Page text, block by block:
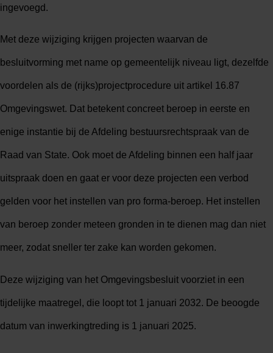
ingevoegd.
Met deze wijziging krijgen projecten waarvan de
besluitvorming met name op gemeentelijk niveau ligt, dezelfde
voordelen als de (rijks)projectprocedure uit artikel 16.87
Omgevingswet. Dat betekent concreet beroep in eerste en
enige instantie bij de Afdeling bestuursrechtspraak van de
Raad van State. Ook moet de Afdeling binnen een half jaar
uitspraak doen en gaat er voor deze projecten een verbod
gelden voor het instellen van pro forma-beroep. Het instellen
van beroep zonder meteen gronden in te dienen mag dan niet
meer, zodat sneller ter zake kan worden gekomen.
Deze wijziging van het Omgevingsbesluit voorziet in een
tijdelijke maatregel, die loopt tot 1 januari 2032. De beoogde
datum van inwerkingtreding is 1 januari 2025.